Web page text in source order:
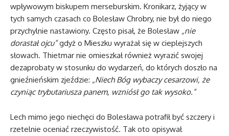
wpływowym biskupem merseburskim. Kronikarz, żyjący w
tych samych czasach co Bolesław Chrobry, nie był do niego
przychylnie nastawiony. Często pisał, że Bolesław „nie
dorastał ojcu”gdyż o Mieszku wyrażał się w cieplejszych
słowach. Thietmar nie omieszkał również wyrazić swojej
dezaprobaty w stosunku do wydarzeń, do których doszło na
gnieźnieńskim zjeździe: „Niech Bóg wybaczy cesarzowi, że
czyniąc trybutariusza panem, wzniósł go tak wysoko.”
Lech mimo jego niechęci do Bolesława potrafił być szczery i
rzetelnie oceniać rzeczywistość. Tak oto opisywał